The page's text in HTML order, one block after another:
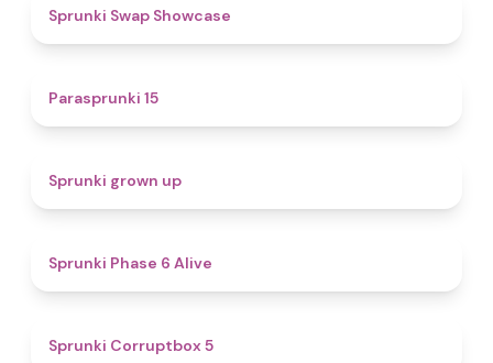
Sprunki Swap Showcase
Parasprunki 15
Sprunki grown up
Sprunki Phase 6 Alive
Sprunki Corruptbox 5